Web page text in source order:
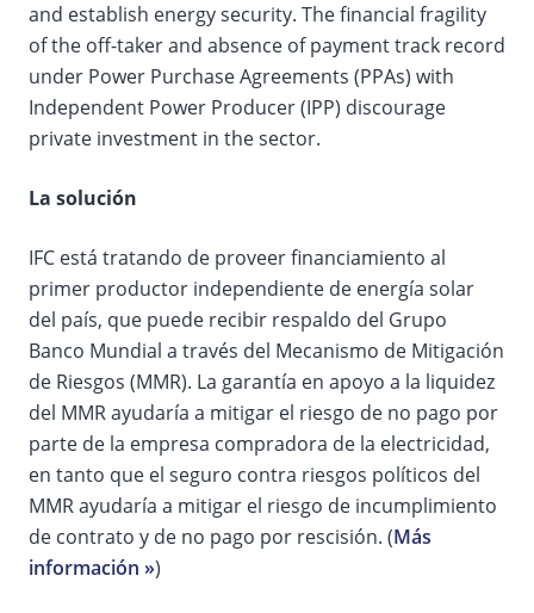
and establish energy security. The financial fragility
of the off-taker and absence of payment track record
under Power Purchase Agreements (PPAs) with
Independent Power Producer (IPP) discourage
private investment in the sector.
La solución
IFC está tratando de proveer financiamiento al
primer productor independiente de energía solar
del país, que puede recibir respaldo del Grupo
Banco Mundial a través del Mecanismo de Mitigación
de Riesgos (MMR). La garantía en apoyo a la liquidez
del MMR ayudaría a mitigar el riesgo de no pago por
parte de la empresa compradora de la electricidad,
en tanto que el seguro contra riesgos políticos del
MMR ayudaría a mitigar el riesgo de incumplimiento
de contrato y de no pago por rescisión. (Más
información »)